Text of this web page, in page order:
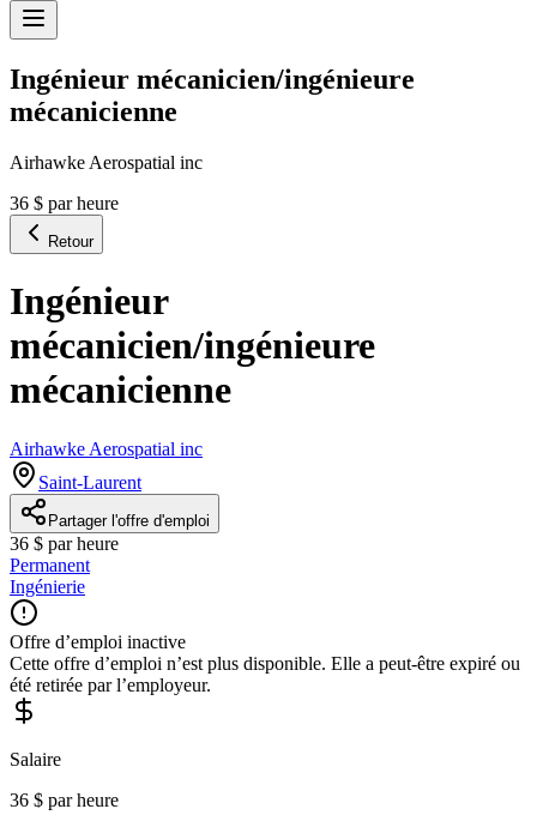
Ingénieur mécanicien/ingénieure
mécanicienne
Airhawke Aerospatial inc
36 $ par heure
Retour
Ingénieur
mécanicien/ingénieure
mécanicienne
Airhawke Aerospatial inc
Saint-Laurent
Partager l'offre d'emploi
36 $ par heure
Permanent
Ingénierie
Offre d’emploi inactive
Cette offre d’emploi n’est plus disponible. Elle a peut-être expiré ou
été retirée par l’employeur.
Salaire
36 $ par heure